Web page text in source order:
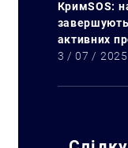
КримSOS:
активних
3 / 07 / 2025